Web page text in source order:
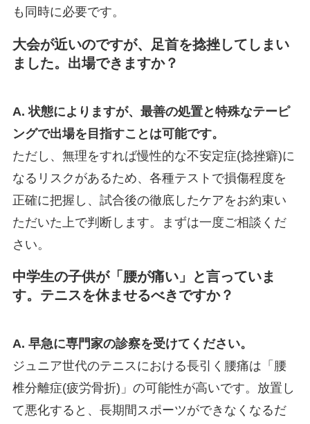
も同時に必要です。
大会が近いのですが、足首を捻挫してしまい
ました。出場できますか？
A. 状態によりますが、最善の処置と特殊なテーピ
ングで出場を目指すことは可能です。
ただし、無理をすれば慢性的な不安定症(捻挫癖)に
なるリスクがあるため、各種テストで損傷程度を
正確に把握し、試合後の徹底したケアをお約束い
ただいた上で判断します。まずは一度ご相談くだ
さい。
中学生の子供が「腰が痛い」と言っていま
す。テニスを休ませるべきですか？
A. 早急に専門家の診察を受けてください。
ジュニア世代のテニスにおける長引く腰痛は「腰
椎分離症(疲労骨折)」の可能性が高いです。放置し
て悪化すると、長期間スポーツができなくなるだ